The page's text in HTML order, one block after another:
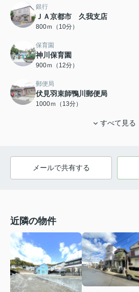
銀行
ＪＡ京都市 久我支店
800ｍ（10分）
保育園
神川保育園
900ｍ（12分）
郵便局
伏見羽束師鴨川郵便局
1000ｍ（13分）
すべて見る
メールで共有する
近隣の物件